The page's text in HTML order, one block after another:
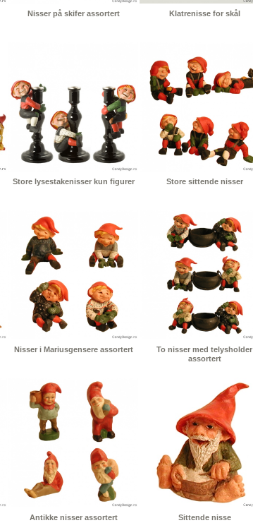
Nisser på skifer assortert Klatrenisse for skål
Store lysestakenisser kun figurer Store sittende nisser
Nisser i Mariusgensere assortert
To nisser med telysholder
assortert
Antikke nisser assortert Sittende nisse